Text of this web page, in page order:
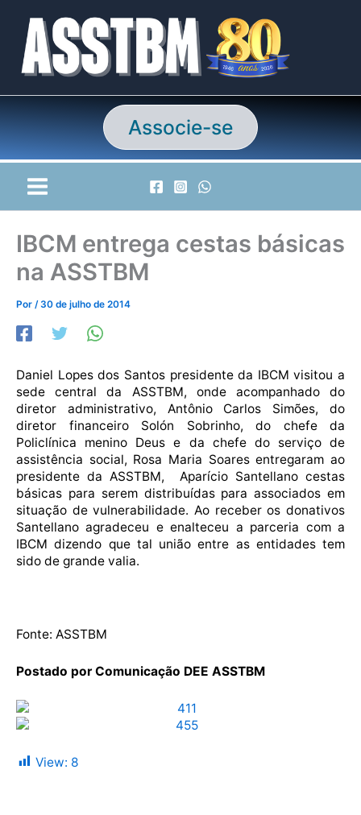
conteúdo
Associe-se
IBCM entrega cestas básicas
na ASSTBM
Por /30 de julho de 2014
Daniel Lopes dos Santos presidente da IBCM visitou a
sede central da ASSTBM, onde acompanhado do
diretor administrativo, Antônio Carlos Simões, do
diretor financeiro Solón Sobrinho, do chefe da
Policlínica menino Deus e da chefe do serviço de
assistência social, Rosa Maria Soares entregaram ao
presidente da ASSTBM, Aparício Santellano cestas
básicas para serem distribuídas para associados em
situação de vulnerabilidade. Ao receber os donativos
Santellano agradeceu e enalteceu a parceria com a
IBCM dizendo que tal união entre as entidades tem
sido de grande valia.
Fonte: ASSTBM
Postado por Comunicação DEE ASSTBM
View: 8